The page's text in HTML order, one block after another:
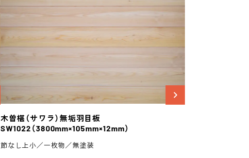
木曽椹（サワラ） 無垢羽目板
SW1022 （3800mm×105mm×12mm）
節なし上小／一枚物／無塗装